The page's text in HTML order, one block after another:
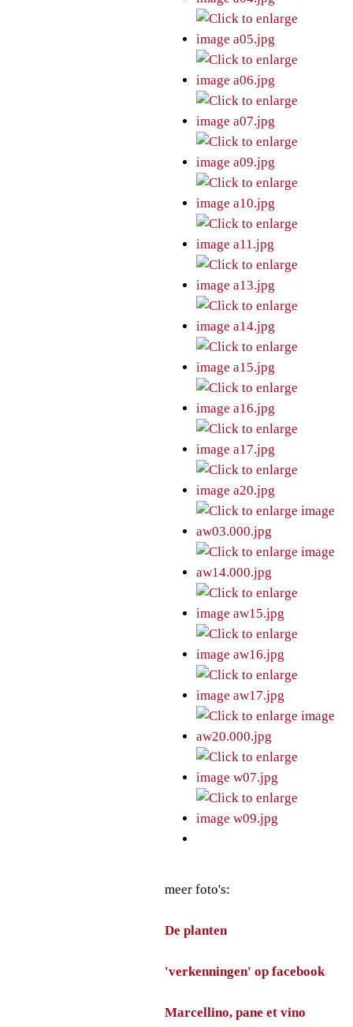
meer foto's:
De planten
'verkenningen' op facebook
Marcellino, pane et vino